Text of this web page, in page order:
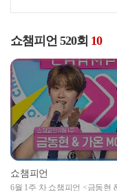
쇼챔피언 520회 10
쇼챔피언
6월 1주 차 쇼챔피언 <금동현